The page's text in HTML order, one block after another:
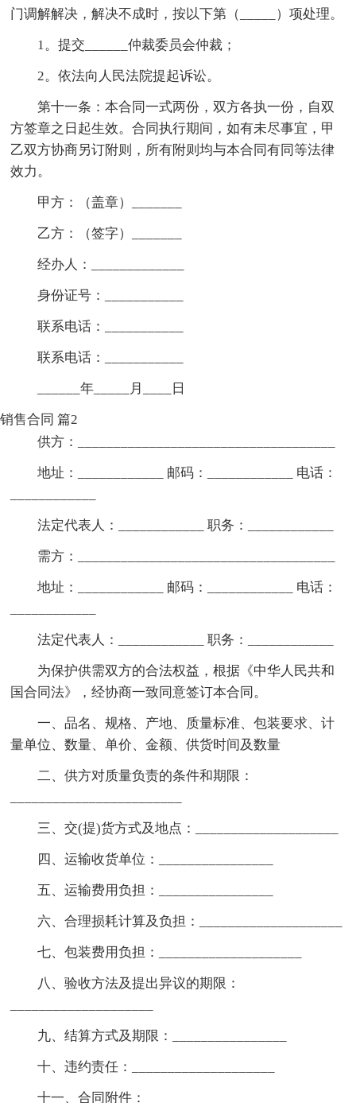
门调解解决，解决不成时，按以下第（_____）项处理。
1。提交______仲裁委员会仲裁；
2。依法向人民法院提起诉讼。
第十一条：本合同一式两份，双方各执一份，自双
方签章之日起生效。合同执行期间，如有未尽事宜，甲
乙双方协商另订附则，所有附则均与本合同有同等法律
效力。
甲方：（盖章）_______
乙方：（签字）_______
经办人：_____________
身份证号：___________
联系电话：___________
联系电话：___________
______年_____月____日
销售合同 篇2
供方：____________________________________
地址：____________ 邮码：____________ 电话：
法定代表人：____________ 职务：____________
需方：____________________________________
地址：____________ 邮码：____________ 电话：
法定代表人：____________ 职务：____________
为保护供需双方的合法权益，根据《中华人民共和
国合同法》，经协商一致同意签订本合同。
一、品名、规格、产地、质量标准、包装要求、计
量单位、数量、单价、金额、供货时间及数量
二、供方对质量负责的条件和期限：
三、交(提)货方式及地点：____________________
四、运输收货单位：________________
五、运输费用负担：________________
六、合理损耗计算及负担：____________________
七、包装费用负担：____________________
八、验收方法及提出异议的期限：
九、结算方式及期限：________________
十、违约责任：____________________
十一、合同附件：____________________